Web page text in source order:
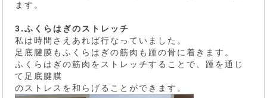
ます。
3.ふくらはぎのストレッチ
私は時間さえあれば行なっていました。
足底腱膜もふくらはぎの筋肉も踵の骨に着きます。
ふくらはぎの筋肉をストレッチすることで、踵を通じ
て足底腱膜
のストレスを和らげることができます。